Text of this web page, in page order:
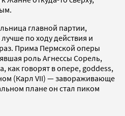
главной партии,
по ходу действия и
Прима Пермской оперы
роль Агнессы Сорель,
говорят в опере, goddess,
(Карл VII) — завораживающе
плане он стал пиком